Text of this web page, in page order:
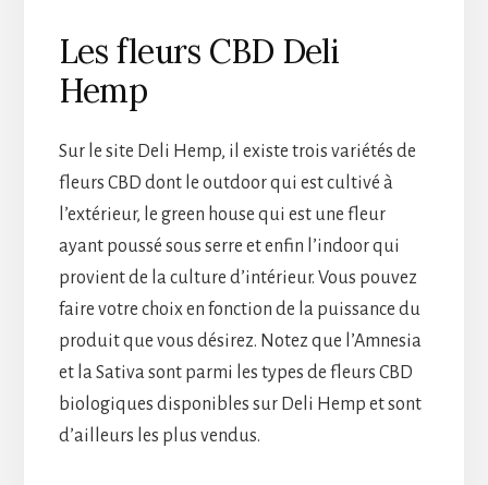
Les fleurs CBD Deli
Hemp
Sur le site Deli Hemp, il existe trois variétés de
fleurs CBD dont le outdoor qui est cultivé à
l’extérieur, le green house qui est une fleur
ayant poussé sous serre et enfin l’indoor qui
provient de la culture d’intérieur. Vous pouvez
faire votre choix en fonction de la puissance du
produit que vous désirez. Notez que l’Amnesia
et la Sativa sont parmi les types de fleurs CBD
biologiques disponibles sur Deli Hemp et sont
d’ailleurs les plus vendus.